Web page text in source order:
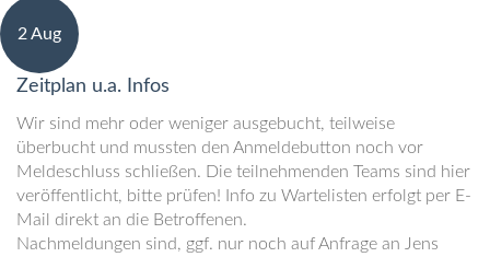
2 Aug
Zeitplan u.a. Infos
Wir sind mehr oder weniger ausgebucht, teilweise
überbucht und mussten den Anmeldebutton noch vor
Meldeschluss schließen. Die teilnehmenden Teams sind hier
veröffentlicht, bitte prüfen! Info zu Wartelisten erfolgt per E-
Mail direkt an die Betroffenen.
Nachmeldungen sind, ggf. nur noch auf Anfrage an Jens